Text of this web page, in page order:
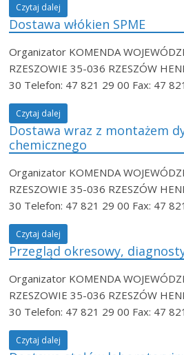
Czytaj dalej
Dostawa włókien SPME
Organizator KOMENDA
RZESZOWIE 35-036 RZESZÓW
30 Telefon: 47 821 29 00 Fax: 47
Czytaj dalej
Dostawa wraz z montażem
chemicznego
Organizator KOMENDA
RZESZOWIE 35-036 RZESZÓW
30 Telefon: 47 821 29 00 Fax: 47
Czytaj dalej
Przegląd okresowy,
Organizator KOMENDA
RZESZOWIE 35-036 RZESZÓW
30 Telefon: 47 821 29 00 Fax: 47
Czytaj dalej